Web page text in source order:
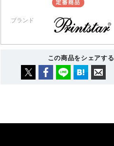
ブランド
この商品をシェアする